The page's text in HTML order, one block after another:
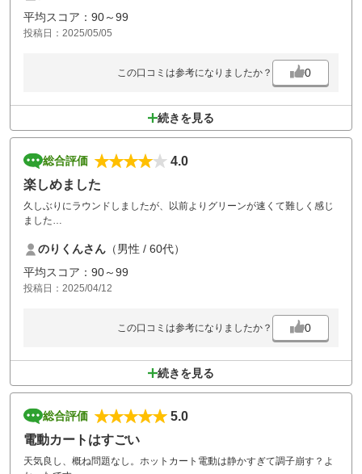
平均スコア：90～99
投稿日：2025/05/05
この口コミは参考になりましたか？ 0
続きを見る
総合評価
4.0
楽しめました
久しぶりにラウンドしましたが、以前よりグリーンが速くて難しく感じ
ました
3パットが3回も
でも楽しめました
後の再雇用の身の上にはちょっと厳しいです!
のりくんさん （男性 / 60代）
平均スコア：90～99
投稿日：2025/04/12
この口コミは参考になりましたか？ 0
続きを見る
総合評価
5.0
電動カートはすごい
天気良し、概ね問題なし。ホットカート電動は静かすぎて調子崩す？よ